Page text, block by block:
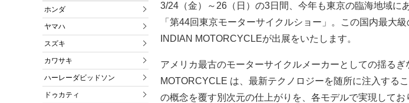
ホンダ
ヤマハ
スズキ
カワサキ
ハーレーダビッドソン
ドゥカティ
3/24（金）～26（日）の3日間、今年も東京の臨海地域に
「第44回東京モーターサイクルショー」。この国内最大
INDIAN MOTORCYCLEが出展をいたします。
アメリカ最古のモーターサイクルメーカーとしての揺る
MOTORCYCLE は、最新テクノロジーを随所に注入する
の概念を覆す別次元の仕上がりを、各モデルで実現して